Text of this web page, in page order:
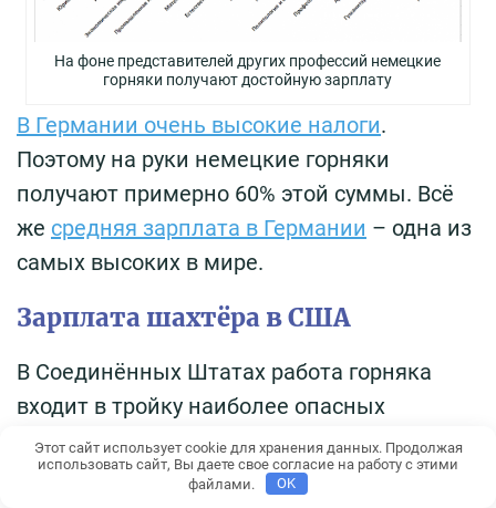
На фоне представителей других профессий немецкие
горняки получают достойную зарплату
В Германии очень высокие налоги.
Поэтому на руки немецкие горняки
получают примерно 60% этой суммы. Всё
же средняя зарплата в Германии – одна из
самых высоких в мире.
Зарплата шахтёра в США
В Соединённых Штатах работа горняка
входит в тройку наиболее опасных
профессий. По статистике, сегодня она
находится на 6 позиции.
Этот сайт использует cookie для хранения данных. Продолжая
использовать сайт, Вы даете свое согласие на работу с этими
файлами.
OK